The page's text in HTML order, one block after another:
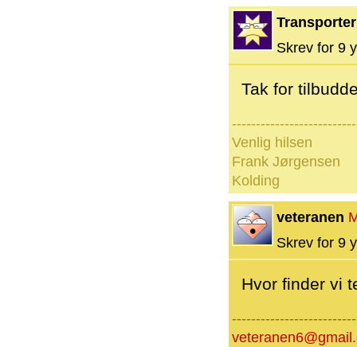
Skrev for 9
Tak for
Venlig hilsen
Frank Jørgensen
Kolding
veteranen
Skrev for 9
Hvor finder vi